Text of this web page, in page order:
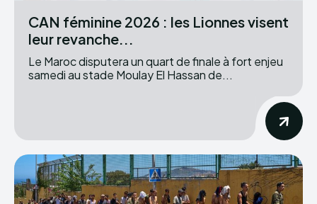
CAN féminine 2026 : les Lionnes visent
leur revanche...
Le Maroc disputera un quart de finale à fort enjeu
samedi au stade Moulay El Hassan de...